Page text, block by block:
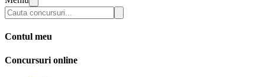
Contul meu
Concursuri online